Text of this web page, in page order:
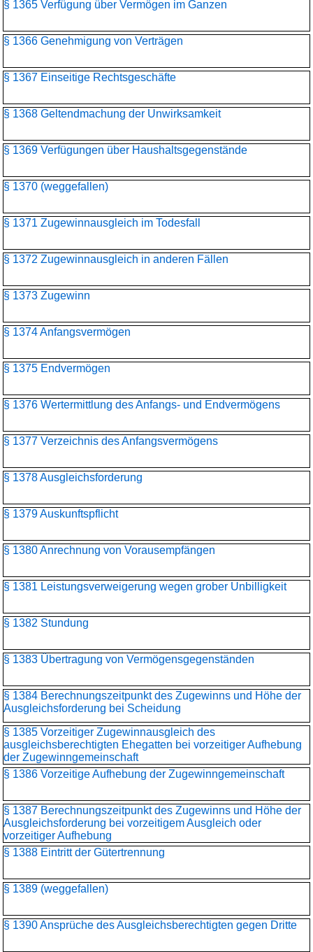
§ 1365 Verfügung über Vermögen im Ganzen
§ 1366 Genehmigung von Verträgen
§ 1367 Einseitige Rechtsgeschäfte
§ 1368 Geltendmachung der Unwirksamkeit
§ 1369 Verfügungen über Haushaltsgegenstände
§ 1370 (weggefallen)
§ 1371 Zugewinnausgleich im Todesfall
§ 1372 Zugewinnausgleich in anderen Fällen
§ 1373 Zugewinn
§ 1374 Anfangsvermögen
§ 1375 Endvermögen
§ 1376 Wertermittlung des Anfangs- und Endvermögens
§ 1377 Verzeichnis des Anfangsvermögens
§ 1378 Ausgleichsforderung
§ 1379 Auskunftspflicht
§ 1380 Anrechnung von Vorausempfängen
§ 1381 Leistungsverweigerung wegen grober Unbilligkeit
§ 1382 Stundung
§ 1383 Übertragung von Vermögensgegenständen
§ 1384 Berechnungszeitpunkt des Zugewinns und Höhe der
Ausgleichsforderung bei Scheidung
§ 1385 Vorzeitiger Zugewinnausgleich des
ausgleichsberechtigten Ehegatten bei vorzeitiger Aufhebung
der Zugewinngemeinschaft
§ 1386 Vorzeitige Aufhebung der Zugewinngemeinschaft
§ 1387 Berechnungszeitpunkt des Zugewinns und Höhe der
Ausgleichsforderung bei vorzeitigem Ausgleich oder
vorzeitiger Aufhebung
§ 1388 Eintritt der Gütertrennung
§ 1389 (weggefallen)
§ 1390 Ansprüche des Ausgleichsberechtigten gegen Dritte